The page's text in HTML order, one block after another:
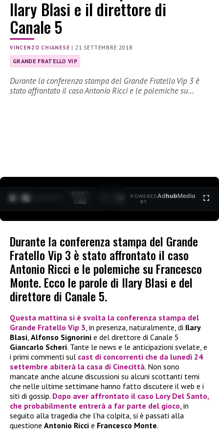
Ilary Blasi e il direttore di
Canale 5
VINCENZO CHIANESE | 21 SETTEMBRE 2018
GRANDE FRATELLO VIP
Durante la conferenza stampa del Grande Fratello Vip 3 è
stato affrontato il caso Antonio Ricci e le polemiche su…
0:27 /
1:40
POWERED
BY
AdhubMedia
Durante la conferenza stampa del Grande
Fratello Vip 3 è stato affrontato il caso
Antonio Ricci e le polemiche su Francesco
Monte. Ecco le parole di Ilary Blasi e del
direttore di Canale 5.
Questa mattina si è svolta la conferenza stampa del
Grande Fratello Vip 3 , in presenza, naturalmente, di Ilary
Blasi Alfonso Signorini e del direttore di Canale 5
Giancarlo Scheri. Tante le news e le anticipazioni svelate, e
i primi commenti sul cast di concorrenti che da lunedì 24
settembre abiterà la casa di Cinecittà. Non sono
mancate anche alcune discussioni su alcuni scottanti temi
che nelle ultime settimane hanno fatto discutere il web e i
siti di gossip. Dopo aver affrontato il caso Lory Del Santo,
che probabilmente entrerà a far parte del gioco , in
seguito alla tragedia che l’ha colpita, si è passati alla
questione Antonio Ricci e Francesco Monte.